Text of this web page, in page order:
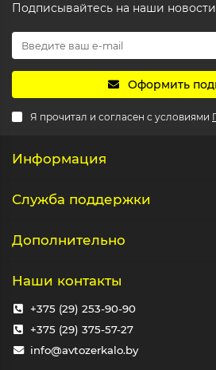
Подписывайтесь на наши
Оформить
Я прочитал и согласен с условиями
Информация
Служба поддержки
Дополнительно
Наши контакты
+375 (29) 253-90-90
+375 (29) 375-57-27
info@avtozerkalo.by